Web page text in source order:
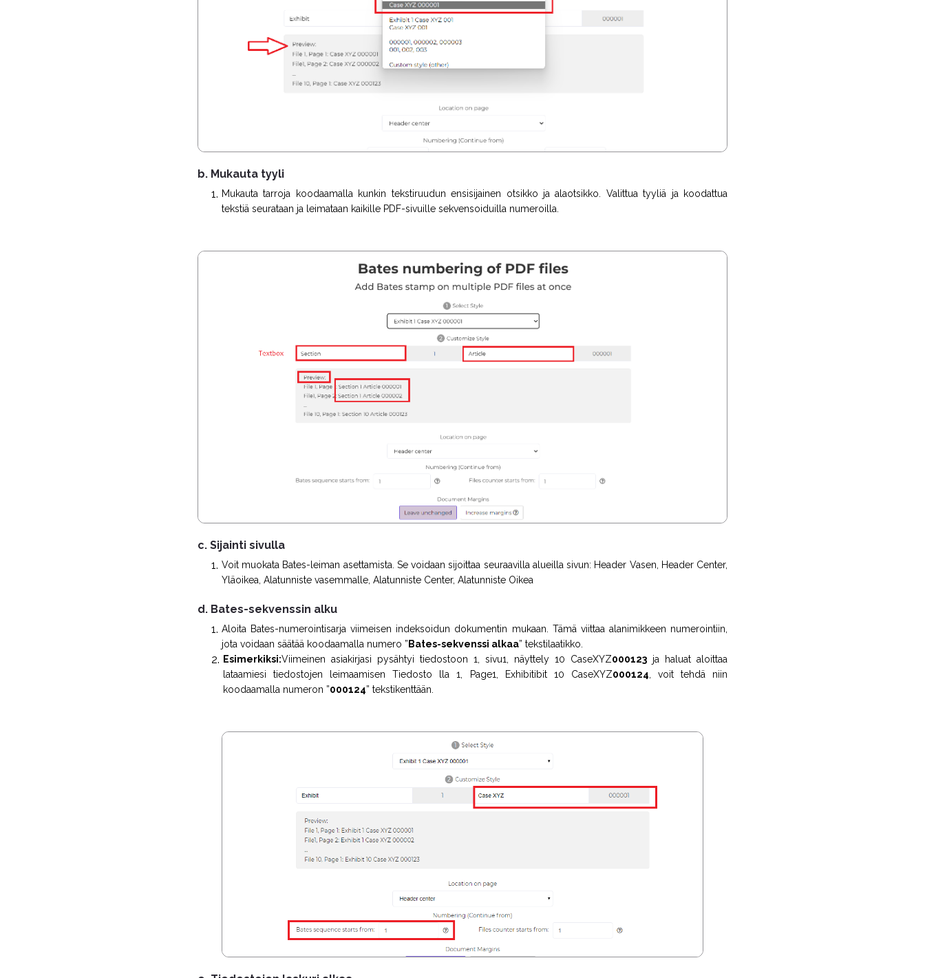
b. Mukauta tyyli
Mukauta tarroja koodaamalla kunkin tekstiruudun ensisijainen otsikko ja alaotsikko. Valittua tyyliä ja koodattua
tekstiä seurataan ja leimataan kaikille PDF-sivuille sekvensoiduilla numeroilla.
c. Sijainti sivulla
Voit muokata Bates-leiman asettamista. Se voidaan sijoittaa seuraavilla alueilla sivun: Header Vasen, Header Center,
Yläoikea, Alatunniste vasemmalle, Alatunniste Center, Alatunniste Oikea
d. Bates-sekvenssin alku
Aloita Bates-numerointisarja viimeisen indeksoidun dokumentin mukaan. Tämä viittaa alanimikkeen numerointiin,
jota voidaan säätää koodaamalla numero ” Bates-sekvenssi alkaa” tekstilaatikko.
Esimerkiksi:Viimeinen asiakirjasi pysähtyi tiedostoon 1, sivu1, näyttely 10 CaseXYZ000123 ja haluat aloittaa
lataamiesi tiedostojen leimaamisen Tiedosto lla 1, Page1, Exhibitibit 10 CaseXYZ000124 , voit tehdä niin
koodaamalla numeron ”000124” tekstikenttään.